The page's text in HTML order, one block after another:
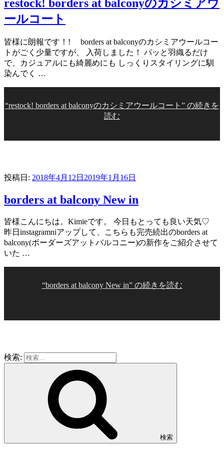
restock! borders at balconyのカシミアウ
ールコート
皆様に朗報です！! borders at balconyのカシミアウールコー
トがごく少量ですが、 入荷しました！ パッと羽織るだけ
で、カジュアルにも綺麗めにも しっくりスタイリングに馴
染んでく …
“restock! borders at balconyのカシミアウールコート” の続きを
読む
投稿日: 2018年4月12日 2019年1月16日
borders at balcony New in
皆様こんにちは。Kimieです。 今日もとっても良い天気♡
昨日instagramniアップして、こちらも完売続出のborders at
balcony(ボーダーズアットバルコニー)の新作をご紹介させて
いた …
“borders at balcony New in” の続きを読む
検索:
検索